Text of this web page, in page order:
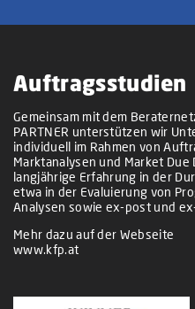
Auftragsstudien
Gemeinsam mit dem
PARTNER unterstützen wir
individuell im Rahmen von
Marktanalysen und Market Due
langjährige Erfahrung in der
etwa in der Evaluierung von
Analysen sowie ex-post und
Mehr dazu auf der Webseite
www.kfp.at